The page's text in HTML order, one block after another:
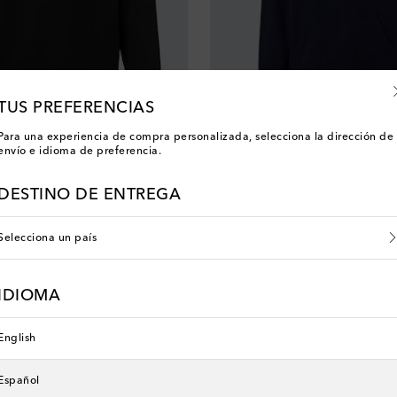
de lana virgen
con FIRST10
PREFERENCIAS
Para una experiencia de compra personalizada, selecciona la dirección de
e idioma de preferencia.
DESTINO DE ENTREGA
un país
IDIOMA
English
Español